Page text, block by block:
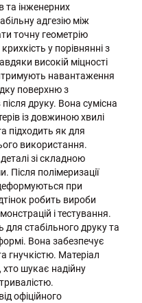
та інженерних
адгезію між
точну геометрію
у порівнянні з
високій міцності
навантаження
поверхню з
друку. Вона сумісна
із довжиною хвилі
підходить як для
використання.
зі складною
полімеризації
при
робить вироби
і тестування.
стабільного друку та
Вона забезпечує
гнучкістю. Матеріал
шукає надійну
офіційного